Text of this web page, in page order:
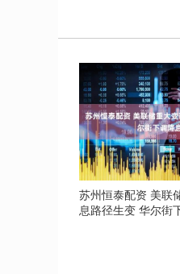
苏州恒泰配资 美联
息路径生变 华尔街